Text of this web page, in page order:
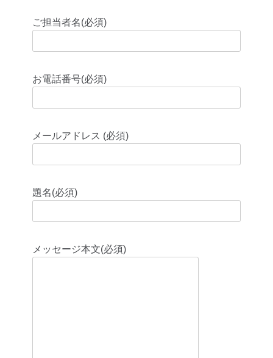
ご担当者名(必須)
お電話番号(必須)
メールアドレス (必須)
題名(必須)
メッセージ本文(必須)